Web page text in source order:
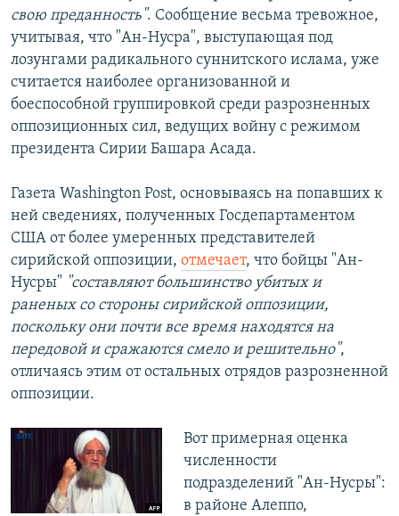
свою преданность". Сообщение весьма тревожное,
учитывая, что "Ан-Нусра", выступающая под
лозунгами радикального суннитского ислама, уже
считается наиболее организованной и
боеспособной группировкой среди разрозненных
оппозиционных сил, ведущих войну с режимом
президента Сирии Башара Асада.
Газета Washington Post, основываясь на попавших к
ней сведениях, полученных Госдепартаментом
США от более умеренных представителей
сирийской оппозиции, отмечает, что бойцы "Ан-
Нусры" "составляют большинство убитых и
раненых со стороны сирийской оппозиции,
поскольку они почти все время находятся на
передовой и сражаются смело и решительно",
отличаясь этим от остальных отрядов разрозненной
оппозиции.
Вот примерная оценка
численности
подразделений "Ан-Нусры":
в районе Алеппо,